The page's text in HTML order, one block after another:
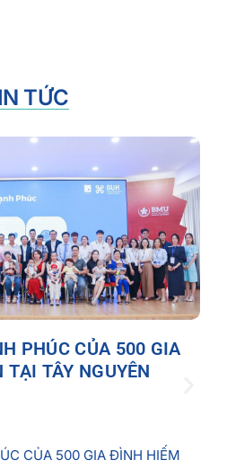
TỨC
PHÚC CỦA 500 GIA
TÂY NGUYÊN
CỦA 500 GIA ĐÌNH HIẾM